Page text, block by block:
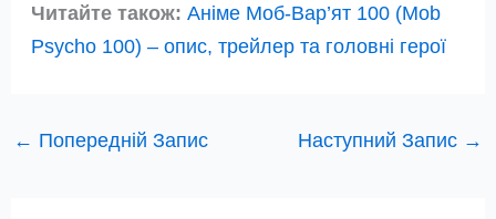
Читайте також: Аніме Моб-Вар’ят 100 (Mob
Psycho 100) – опис, трейлер та головні герої
← Попередній Запис Наступний Запис →